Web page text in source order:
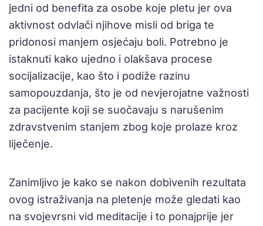
jedni od benefita za osobe koje pletu jer ova
aktivnost odvlači njihove misli od briga te
pridonosi manjem osjećaju boli. Potrebno je
istaknuti kako ujedno i olakšava procese
socijalizacije, kao što i podiže razinu
samopouzdanja, što je od nevjerojatne važnosti
za pacijente koji se suočavaju s narušenim
zdravstvenim stanjem zbog koje prolaze kroz
liječenje.
Zanimljivo je kako se nakon dobivenih rezultata
ovog istraživanja na pletenje može gledati kao
na svojevrsni vid meditacije i to ponajprije jer